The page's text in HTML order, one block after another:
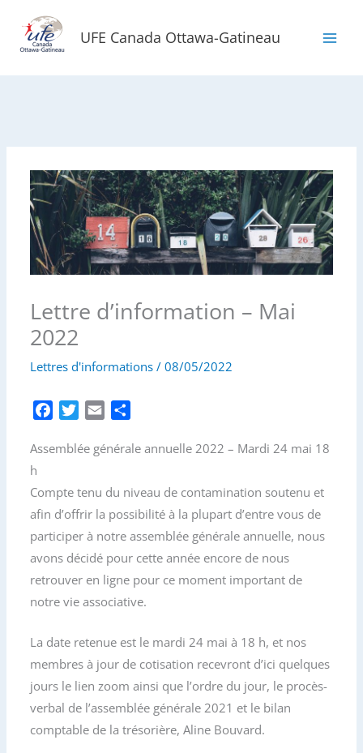
contenu
UFE Canada Ottawa-Gatineau
Lettre d’information – Mai
2022
Lettres d'informations /08/05/2022
c
b
o
k
i
t
e
a
l
r
a
g
r
Assemblée générale annuelle 2022 – Mardi 24 mai 18
h
Compte tenu du niveau de contamination soutenu et
afin d’offrir la possibilité à la plupart d’entre vous de
participer à notre assemblée générale annuelle, nous
avons décidé pour cette année encore de nous
retrouver en ligne pour ce moment important de
notre vie associative.
La date retenue est le mardi 24 mai à 18 h, et nos
membres à jour de cotisation recevront d’ici quelques
jours le lien zoom ainsi que l’ordre du jour, le procès-
verbal de l’assemblée générale 2021 et le bilan
comptable de la trésorière, Aline Bouvard.